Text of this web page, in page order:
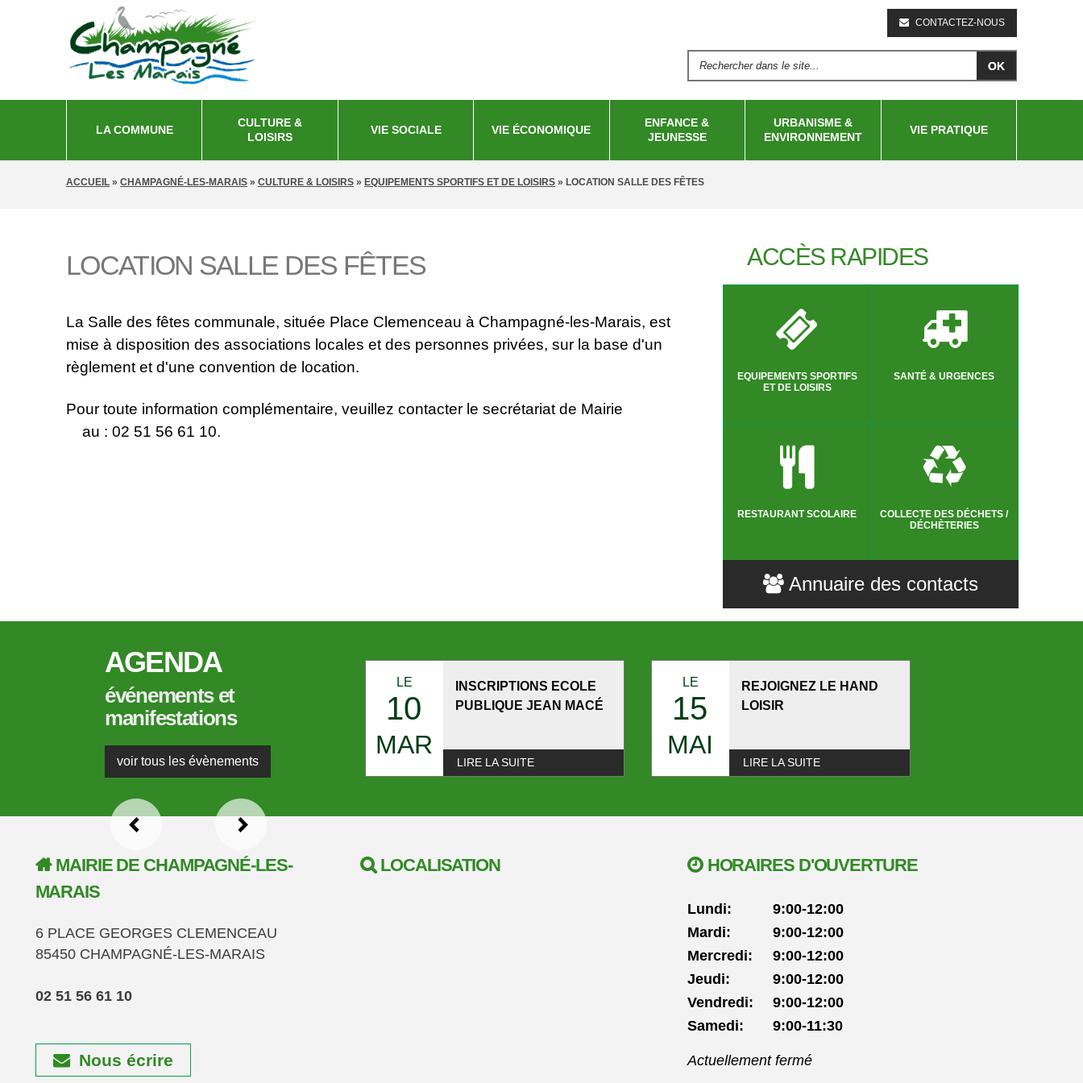
CONTACTEZ-NOUS
FORMULAIRE DE RECHERCHE
Rechercher dans le site...
LA COMMUNE
CULTURE &
LOISIRS
VIE SOCIALE VIE ÉCONOMIQUE
ENFANCE &
JEUNESSE
URBANISME &
ENVIRONNEMENT
VIE PRATIQUE
VOUS ÊTES ICI
ACCUEIL » CHAMPAGNÉ-LES-MARAIS » CULTURE & LOISIRS » EQUIPEMENTS SPORTIFS ET DE LOISIRS » LOCATION SALLE DES FÊTES
LOCATION SALLE DES FÊTES
La Salle des fêtes communale, située Place Clemenceau à Champagné-les-Marais, est
mise à disposition des associations locales et des personnes privées, sur la base d'un
règlement et d'une convention de location.
Pour toute information complémentaire, veuillez contacter le secrétariat de Mairie
au : 02 51 56 61 10.
ACCÈS RAPIDES
EQUIPEMENTS SPORTIFS
ET DE LOISIRS
SANTÉ & URGENCES
RESTAURANT SCOLAIRE
COLLECTE DES DÉCHETS /
DÉCHÈTERIES
Annuaire des contacts
AGENDA
événements et
manifestations
voir tous les évènements
LE
10
MAR
INSCRIPTIONS ECOLE
PUBLIQUE JEAN MACÉ
LIRE LA SUITE
LE
15
MAI
REJOIGNEZ LE HAND
LOISIR
LIRE LA SUITE
MAIRIE DE CHAMPAGNÉ-LES-
MARAIS
6 PLACE GEORGES CLEMENCEAU
85450 CHAMPAGNÉ-LES-MARAIS
02 51 56 61 10
Nous écrire
LOCALISATION HORAIRES D'OUVERTURE
Lundi:
9:00-12:00
Mardi:
9:00-12:00
Mercredi:
9:00-12:00
Jeudi:
9:00-12:00
Vendredi:
9:00-12:00
Samedi:
9:00-11:30
Actuellement ouvert
Actuellement fermé